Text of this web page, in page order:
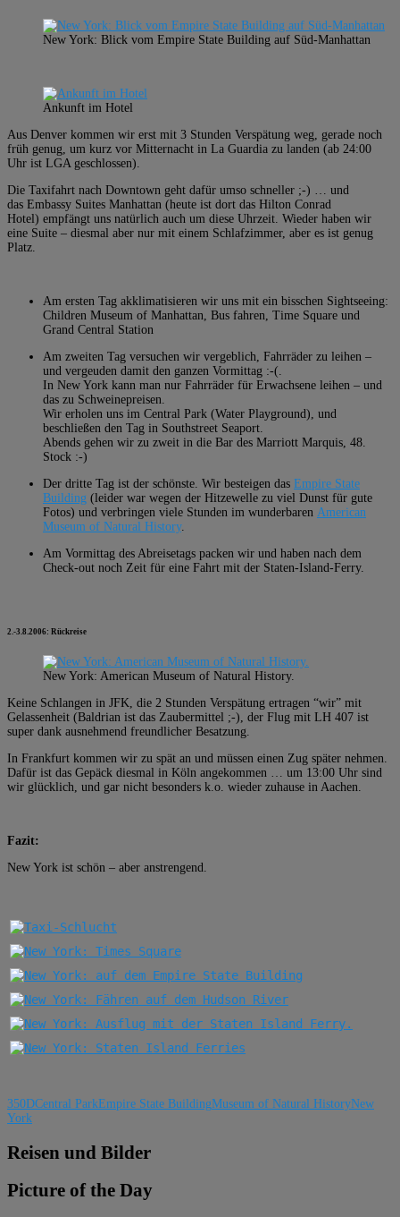
New York: Blick vom Empire State Building auf Süd-Manhattan
Ankunft im Hotel
Aus Denver kommen wir erst mit 3 Stunden Verspätung weg, gerade noch
früh genug, um kurz vor Mitternacht in La Guardia zu landen (ab 24:00
Uhr ist LGA geschlossen).
Die Taxifahrt nach Downtown geht dafür umso schneller ;-) … und
das Embassy Suites Manhattan (heute ist dort das Hilton Conrad
Hotel) empfängt uns natürlich auch um diese Uhrzeit. Wieder haben wir
eine Suite – diesmal aber nur mit einem Schlafzimmer, aber es ist genug
Platz.
Am ersten Tag akklimatisieren wir uns mit ein bisschen Sightseeing:
Children Museum of Manhattan, Bus fahren, Time Square und
Grand Central Station
Am zweiten Tag versuchen wir vergeblich, Fahrräder zu leihen –
und vergeuden damit den ganzen Vormittag :-(.
In New York kann man nur Fahrräder für Erwachsene leihen – und
das zu Schweinepreisen.
Wir erholen uns im Central Park (Water Playground), und
beschließen den Tag in Southstreet Seaport.
Abends gehen wir zu zweit in die Bar des Marriott Marquis, 48.
Stock :-)
Der dritte Tag ist der schönste. Wir besteigen das Empire State
Building (leider war wegen der Hitzewelle zu viel Dunst für gute
Fotos) und verbringen viele Stunden im wunderbaren American
Museum of Natural History.
Am Vormittag des Abreisetags packen wir und haben nach dem
Check-out noch Zeit für eine Fahrt mit der Staten-Island-Ferry.
2.-3.8.2006: Rückreise
New York: American Museum of Natural History.
Keine Schlangen in JFK, die 2 Stunden Verspätung ertragen “wir” mit
Gelassenheit (Baldrian ist das Zaubermittel ;-), der Flug mit LH 407 ist
super dank ausnehmend freundlicher Besatzung.
In Frankfurt kommen wir zu spät an und müssen einen Zug später nehmen.
Dafür ist das Gepäck diesmal in Köln angekommen … um 13:00 Uhr sind
wir glücklich, und gar nicht besonders k.o. wieder zuhause in Aachen.
Fazit:
New York ist schön – aber anstrengend.
350DCentral ParkEmpire State BuildingMuseum of Natural HistoryNew
York
Reisen und Bilder
Picture of the Day